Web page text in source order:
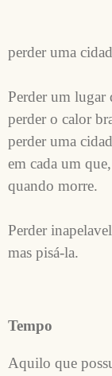
perder uma
Perder um lugar
perder o calor
perder uma
em cada um
quando morre.
Perder
Tempo
Aquilo que